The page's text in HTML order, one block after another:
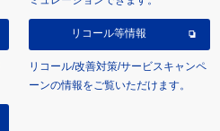
リコール等情報
リコール/改善対策/サービスキャンペ
ーンの情報をご覧いただけます。